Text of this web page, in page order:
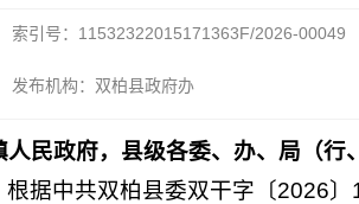
索引号：11532322015171363F/2026-00049
发布机构：双柏县政府办
人民政府，县级各委、办、局（行
根据中共双柏县委双干字〔2026